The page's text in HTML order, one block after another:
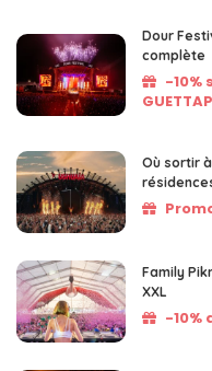
Dour
complète
-10%
Où sortir
Family
XXL
-10%